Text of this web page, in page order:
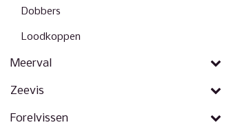
Dobbers
Loodkoppen
Meerval
Zeevis
Forelvissen